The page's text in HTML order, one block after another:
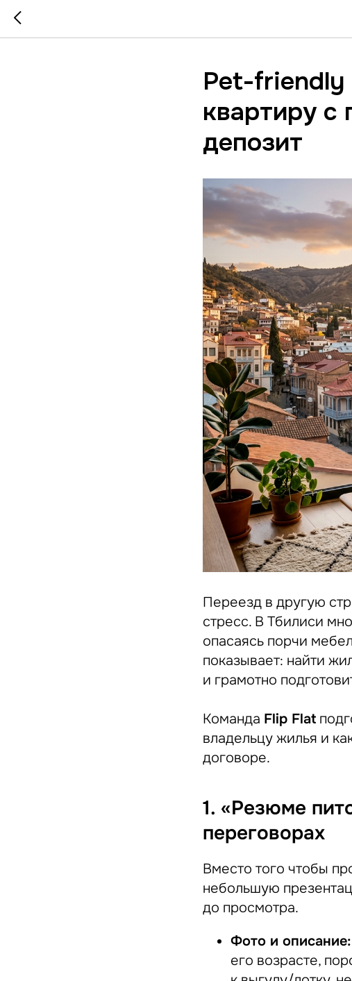
Pet-friendly
квартиру с
депозит
Переезд в другую
стресс. В Тбилиси
опасаясь порчи
показывает: найти
и грамотно
Команда Flip Flat
владельцу жилья и
договоре.
1. «Резюме
переговорах
Вместо того чтобы
небольшую
до просмотра.
Фото и описание:
его возрасте,